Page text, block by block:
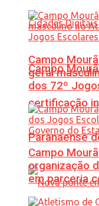
Campo
certificação
Paranaense
Campo
geral
dos 72º
Campo
organização
em parceria